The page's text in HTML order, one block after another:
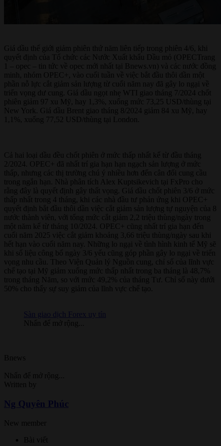
Giá dầu thế giới giảm phiên thứ năm liên tiếp trong phiên 4/6, khi
quyết định của Tổ chức các Nước Xuất khẩu Dầu mỏ (OPECTrang
1 – opec – tin tức về opec mới nhất tại Bnews.vn) và các nước đồng
minh, nhóm OPEC+, vào cuối tuần về việc bắt đầu thôi dần một
phần nỗ lực cắt giảm sản lượng từ cuối năm nay đã gây lo ngại về
triển vọng dư cung. Giá dầu ngọt nhẹ WTI giao tháng 7/2024 chốt
phiên giảm 97 xu Mỹ, hay 1,3%, xuống mức 73,25 USD/thùng tại
New York. Giá dầu Brent giao tháng 8/2024 giảm 84 xu Mỹ, hay
1,1%, xuống 77,52 USD/thùng tại London.
Cả hai loại dầu đều chốt phiên ở mức thấp nhất kể từ đầu tháng
2/2024. OPEC+ đã nhất trí gia hạn hạn ngạch sản lượng ở mức
thấp, nhưng các thị trường chú ý nhiều hơn đến cân đối cung cầu
trong ngắn hạn. Nhà phân tích Alex Kuptsikevich tại FxPro cho
rằng đây là quyết định gây thất vọng. Giá dầu chốt phiên 3/6 ở mức
thấp nhất trong 4 tháng, khi các nhà đầu tư phản ứng khi OPEC+
quyết định bắt đầu thôi dần việc cắt giảm sản lượng tự nguyện của 8
nước thành viên, với tổng mức cắt giảm 2,2 triệu thùng/ngày trong
một năm kể từ tháng 10/2024. OPEC+ cũng nhất trí gia hạn đến
cuối năm 2025 việc cắt giảm khoảng 3,66 triệu thùng/ngày sau khi
hết hạn vào cuối năm nay. Những lo ngại về tình hình kinh tế Mỹ sẽ
khi số liệu công bố ngày 3/6 yếu cũng góp phần gây lo ngại về triển
vọng nhu cầu. Theo Viện Quản lý Nguồn cung, chỉ số của lĩnh vực
chế tạo tại Mỹ giảm xuống mức thấp nhất trong ba tháng là 48,7%
trong tháng Năm, so với mức 49,2% của tháng Tư. Chỉ số này dưới
50% cho thấy sự suy giảm của lĩnh vực chế tạo.
Sàn giao dịch Forex uy tín
Nhấn để mở rộng...
Bnews
Nhấn để mở rộng...
Written by
Ng Quyên Phúc
New member
Bài viết